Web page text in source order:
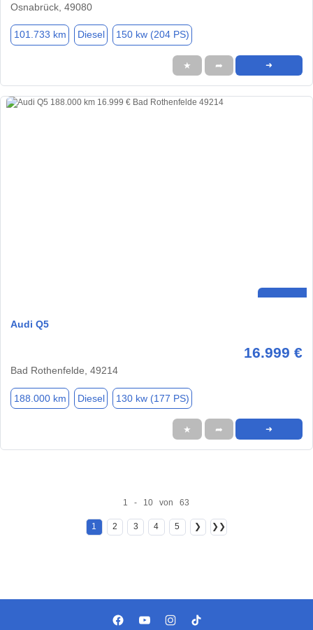
Osnabrück, 49080
101.733 km Diesel 150 kw (204 PS)
★ ➦ ➜
Audi Q5
16.999 €
Bad Rothenfelde, 49214
188.000 km Diesel 130 kw (177 PS)
★ ➦ ➜
1 - 10 von 63
1 2 3 4 5 ❯ ❯❯